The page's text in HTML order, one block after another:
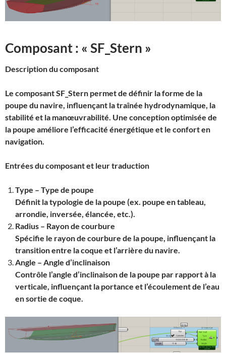
Composant : « SF_Stern »
Description du composant
Le composant SF_Stern permet de définir la forme de la
poupe du navire, influençant la traînée hydrodynamique, la
stabilité et la manœuvrabilité. Une conception optimisée de
la poupe améliore l’efficacité énergétique et le confort en
navigation.
Entrées du composant et leur traduction
Type – Type de poupe
Définit la typologie de la poupe (ex. poupe en tableau,
arrondie, inversée, élancée, etc.).
Radius – Rayon de courbure
Spécifie le rayon de courbure de la poupe, influençant la
transition entre la coque et l’arrière du navire.
Angle – Angle d’inclinaison
Contrôle l’angle d’inclinaison de la poupe par rapport à la
verticale, influençant la portance et l’écoulement de l’eau
en sortie de coque.